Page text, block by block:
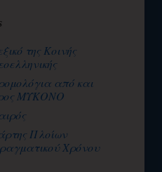
της Κοινής
από και
ΜΥΚΟΝΟ
Πλοίων
Χρόνου